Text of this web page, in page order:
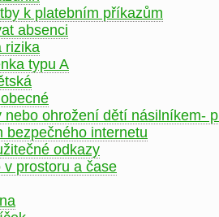
k platebním příkazům
absenci
rizika
typu A
nebo ohrožení dětí násilníkem-
bezpečného internetu
odkazy
v prostoru a čase